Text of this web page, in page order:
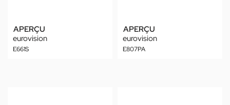
APERÇU
eurovision
E661S
APERÇU
eurovision
E807PA